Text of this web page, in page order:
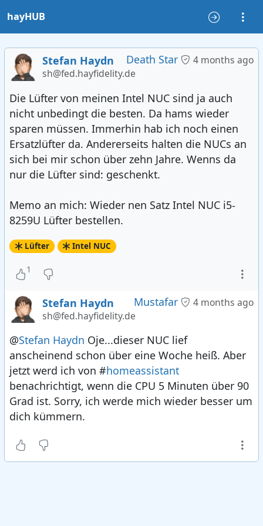
hayHUB
Death Star 4 months ago
Stefan Haydn
sh@fed.hayfidelity.de
Die Lüfter von meinen Intel NUC sind ja auch
nicht unbedingt die besten. Da hams wieder
sparen müssen. Immerhin hab ich noch einen
Ersatzlüfter da. Andererseits halten die NUCs an
sich bei mir schon über zehn Jahre. Wenns da
nur die Lüfter sind: geschenkt.
Memo an mich: Wieder nen Satz Intel NUC i5-
8259U Lüfter bestellen.
Lüfter Intel NUC
1
Mustafar 4 months ago
Stefan Haydn
sh@fed.hayfidelity.de
@Stefan Haydn Oje...dieser NUC lief
anscheinend schon über eine Woche heiß. Aber
jetzt werd ich von #homeassistant
benachrichtigt, wenn die CPU 5 Minuten über 90
Grad ist. Sorry, ich werde mich wieder besser um
dich kümmern.